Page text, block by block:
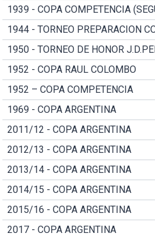
1939 - COPA COMPETENCIA
1944 - TORNEO PREPARACION
1950 - TORNEO DE HONOR
1952 - COPA RAUL COLOMBO
1952 – COPA COMPETENCIA
1969 - COPA ARGENTINA
2011/12 - COPA ARGENTINA
2012/13 - COPA ARGENTINA
2013/14 - COPA ARGENTINA
2014/15 - COPA ARGENTINA
2015/16 - COPA ARGENTINA
2017 - COPA ARGENTINA